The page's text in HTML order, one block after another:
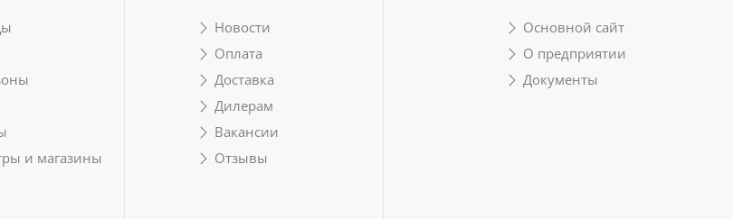
и магазины
Новости
Оплата
Доставка
Дилерам
Вакансии
Отзывы
Основной сайт
О предприятии
Документы